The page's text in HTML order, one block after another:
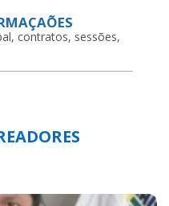
contratos, sessões,